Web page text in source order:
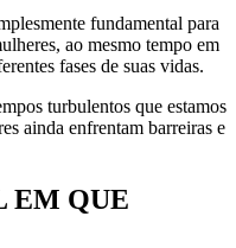
fundamental para
ao mesmo tempo em
fases de suas vidas.
turbulentos que estamos
ainda enfrentam barreiras e
EM QUE